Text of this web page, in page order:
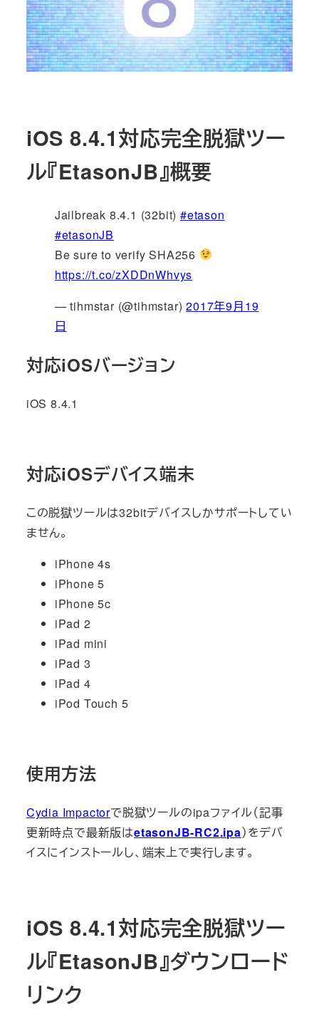
iOS 8.4.1対応完全脱獄ツー
ル『EtasonJB』概要
Jailbreak 8.4.1 (32bit) #etason
#etasonJB
Be sure to verify SHA256
https://t.co/zXDDnWhvys
— tihmstar (@tihmstar)2017年9月19
日
対応iOSバージョン
iOS 8.4.1
対応iOSデバイス端末
この脱獄ツールは32bitデバイスしかサポートしてい
ません。
iPhone 4s
iPhone 5
iPhone 5c
iPad 2
iPad mini
iPad 3
iPad 4
iPod Touch 5
使用方法
Cydia Impactorで脱獄ツールのipaファイル（記事
更新時点で最新版はetasonJB-RC2.ipa）をデバ
イスにインストールし、端末上で実行します。
iOS 8.4.1対応完全脱獄ツー
ル『EtasonJB』ダウンロード
リンク